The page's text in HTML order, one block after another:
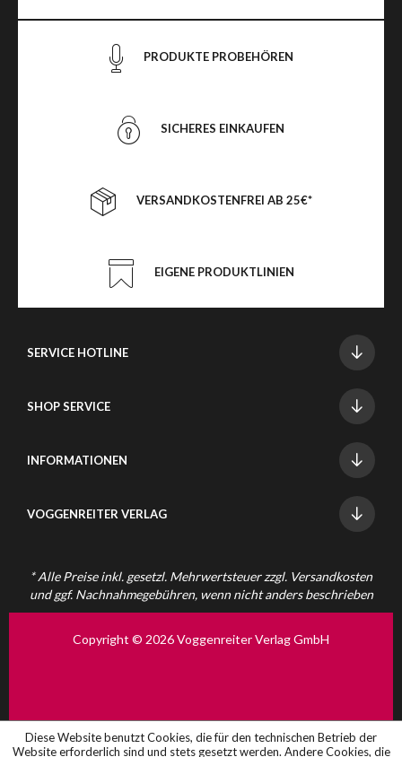
PRODUKTE PROBEHÖREN
SICHERES EINKAUFEN
VERSANDKOSTENFREI AB 25€*
EIGENE PRODUKTLINIEN
SERVICE HOTLINE
SHOP SERVICE
INFORMATIONEN
VOGGENREITER VERLAG
* Alle Preise inkl. gesetzl. Mehrwertsteuer zzgl. Versandkosten
und ggf. Nachnahmegebühren, wenn nicht anders beschrieben
Copyright © 2026 Voggenreiter Verlag GmbH
Diese Website benutzt Cookies, die für den technischen Betrieb der
Website erforderlich sind und stets gesetzt werden. Andere Cookies, die